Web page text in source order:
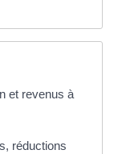
et revenus à
réductions